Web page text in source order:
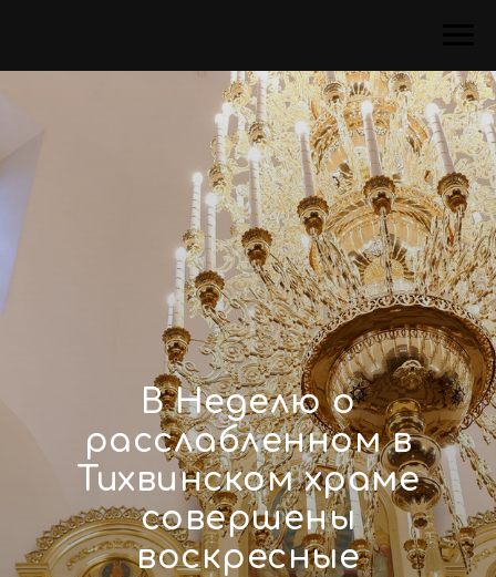
В Неделю о
расслабленном в
Тихвинском храме
совершены
воскресные